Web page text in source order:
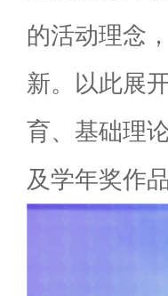
的活动理念
新。以此展
育、基础理
及学年奖作